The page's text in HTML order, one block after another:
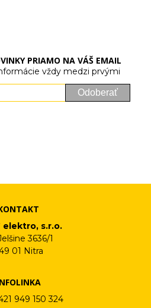
PRIAMO NA VÁŠ EMAIL
vždy medzi prvými
Odoberať
elektro, s.r.o.
3636/1
01 Nitra
949 150 324